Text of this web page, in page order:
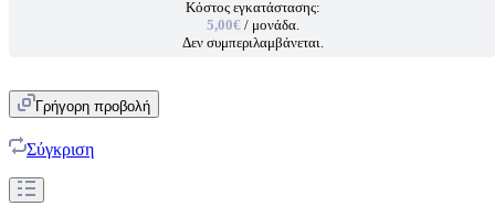
Κόστος εγκατάστασης:
5,00€ / μονάδα.
Δεν συμπεριλαμβάνεται.
Γρήγορη προβολή
Σύγκριση